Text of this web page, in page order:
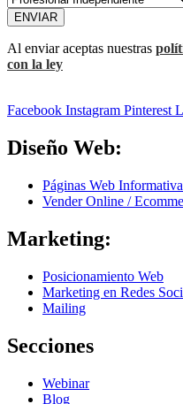
ENVIAR
Al enviar aceptas nuestras
con la ley
Facebook Instagram Pinterest
Diseño Web:
Páginas Web
Vender Online /
Marketing:
Posicionamiento Web
Marketing en Redes
Mailing
Secciones
Webinar
Blog